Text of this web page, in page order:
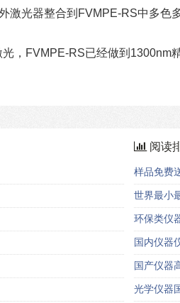
光器整合到FVMPE-RS中多色
，FVMPE-RS已经做到1300nm
阅读
样品免费
世界最小
环保类仪
国内仪器
国产仪器
光学仪器